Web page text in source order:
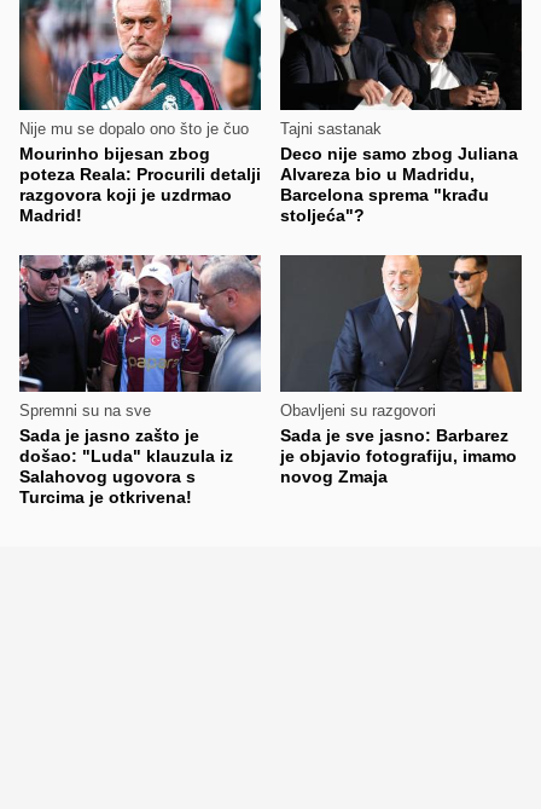
Nije mu se dopalo ono što je čuo
Mourinho bijesan zbog
poteza Reala: Procurili detalji
razgovora koji je uzdrmao
Madrid!
Tajni sastanak
Deco nije samo zbog Juliana
Alvareza bio u Madridu,
Barcelona sprema "krađu
stoljeća"?
Spremni su na sve
Sada je jasno zašto je
došao: "Luda" klauzula iz
Salahovog ugovora s
Turcima je otkrivena!
Obavljeni su razgovori
Sada je sve jasno: Barbarez
je objavio fotografiju, imamo
novog Zmaja